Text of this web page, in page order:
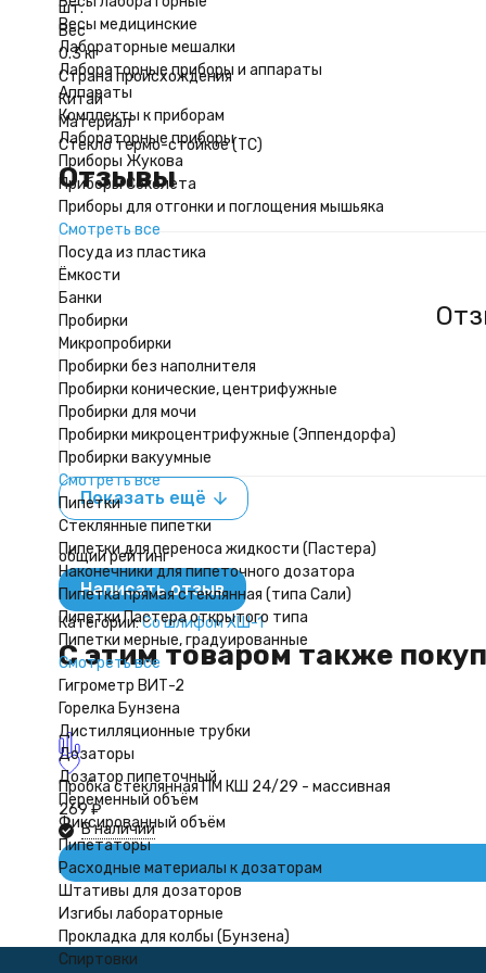
Весы медицинские
Лабораторные мешалки
Лабораторные приборы и аппараты
Аппараты
Комплекты к приборам
Лабораторные приборы
Приборы Жукова
Приборы Сокслета
Приборы для отгонки и поглощения мышьяка
Смотреть все
Посуда из пластика
Ёмкости
Банки
Пробирки
Микропробирки
Пробирки без наполнителя
Пробирки конические, центрифужные
Пробирки для мочи
Пробирки микроцентрифужные (Эппендорфа)
Пробирки вакуумные
Смотреть все
Пипетки
Стеклянные пипетки
Пипетки для переноса жидкости (Пастера)
Наконечники для пипеточного дозатора
Пипетка прямая стеклянная (типа Сали)
Пипетки Пастера открытого типа
Пипетки мерные, градуированные
Смотреть все
Гигрометр ВИТ-2
Горелка Бунзена
Дистилляционные трубки
Дозаторы
Дозатор пипеточный
Переменный объём
Фиксированный объём
Пипетаторы
Расходные материалы к дозаторам
Штативы для дозаторов
Изгибы лабораторные
Прокладка для колбы (Бунзена)
Спиртовки
шт.
Вес
0.3 кг
Страна происхождения
Китай
Материал
Стекло термо-стойкое (ТС)
Отзывы
Показать ещё
общий рейтинг
Написать отзыв
Категории:Со шлифом ХШ-1
C этим товаром также
Пробка стеклянная ПМ КШ 24/29 - массивная
269₽
В наличии